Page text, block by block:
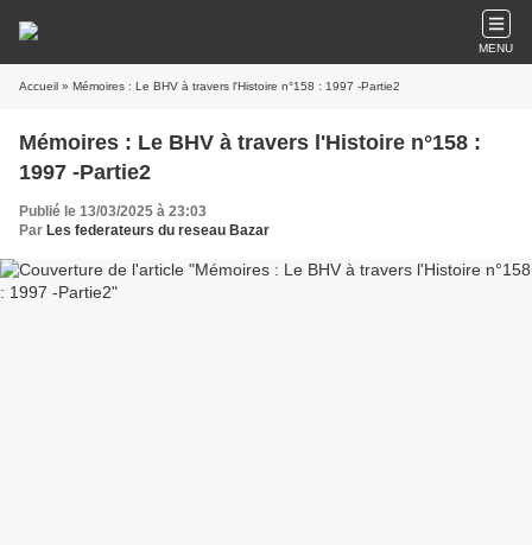
MENU
Accueil » Mémoires : Le BHV à travers l'Histoire n°158 : 1997 -Partie2
Mémoires : Le BHV à travers l'Histoire n°158 :
1997 -Partie2
Publié le 13/03/2025 à 23:03
Par Les federateurs du reseau Bazar